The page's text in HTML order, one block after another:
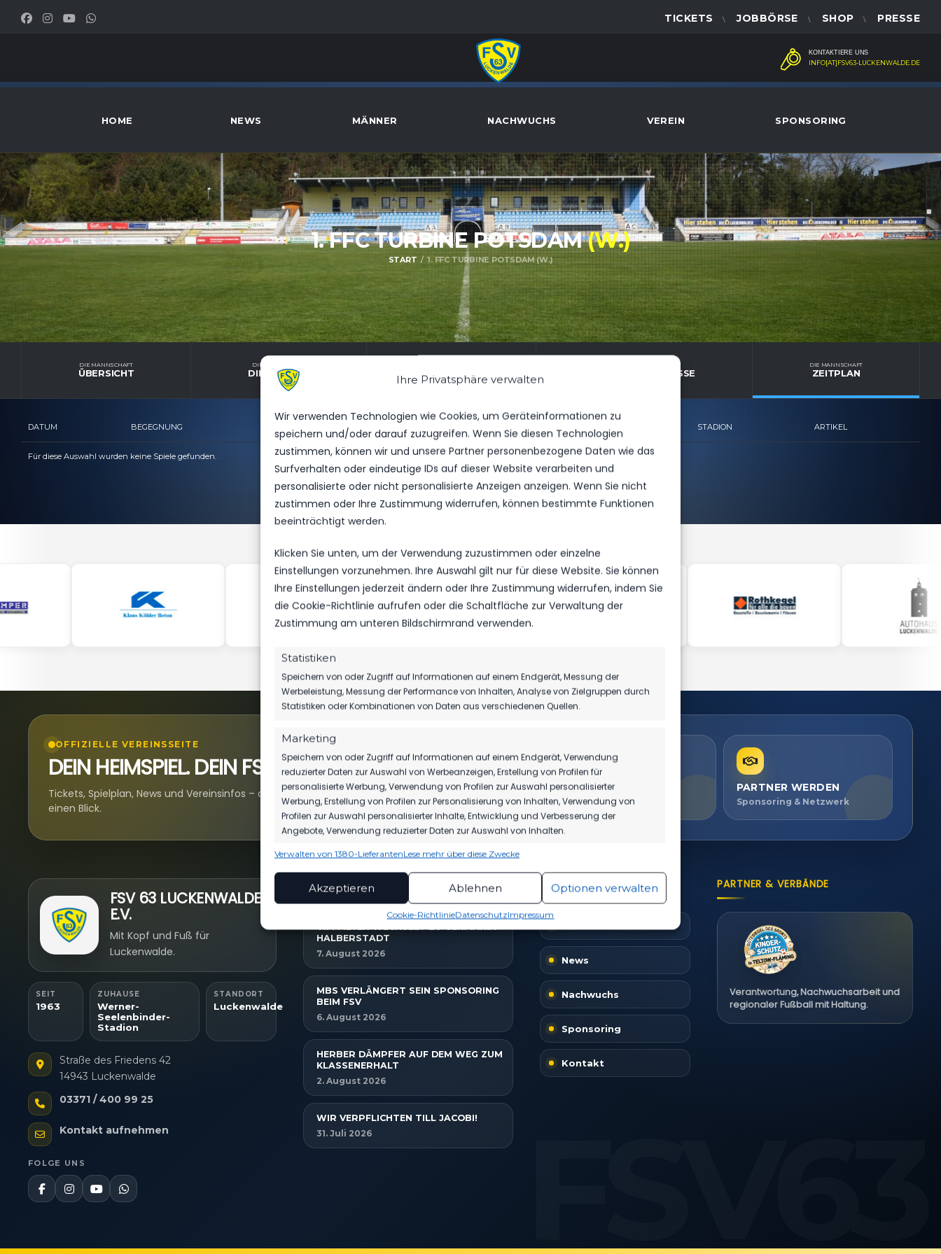
Ihre Privatsphäre verwalten
Wir verwenden Technologien wie Cookies, um Geräteinformationen zu
speichern und/oder darauf zuzugreifen. Wenn Sie diesen Technologien
zustimmen, können wir und unsere Partner personenbezogene Daten wie das
Surfverhalten oder eindeutige IDs auf dieser Website verarbeiten und
personalisierte oder nicht personalisierte Anzeigen anzeigen. Wenn Sie nicht
zustimmen oder Ihre Zustimmung widerrufen, können bestimmte Funktionen
beeinträchtigt werden.
Klicken Sie unten, um der Verwendung zuzustimmen oder einzelne
Einstellungen vorzunehmen. Ihre Auswahl gilt nur für diese Website. Sie können
Ihre Einstellungen jederzeit ändern oder Ihre Zustimmung widerrufen, indem Sie
die Cookie-Richtlinie aufrufen oder die Schaltfläche zur Verwaltung der
Zustimmung am unteren Bildschirmrand verwenden.
Statistiken
Speichern von oder Zugriff auf Informationen auf einem Endgerät, Messung der
Werbeleistung, Messung der Performance von Inhalten, Analyse von Zielgruppen durch
Statistiken oder Kombinationen von Daten aus verschiedenen Quellen.
Marketing
Speichern von oder Zugriff auf Informationen auf einem Endgerät, Verwendung
reduzierter Daten zur Auswahl von Werbeanzeigen, Erstellung von Profilen für
personalisierte Werbung, Verwendung von Profilen zur Auswahl personalisierter
Werbung, Erstellung von Profilen zur Personalisierung von Inhalten, Verwendung von
Profilen zur Auswahl personalisierter Inhalte, Entwicklung und Verbesserung der
Angebote, Verwendung reduzierter Daten zur Auswahl von Inhalten.
Funktionen
Abgleichung und Kombination von Daten aus unterschiedlichen Quellen,
Verknüpfung verschiedener Endgeräte, Identifikation von Endgeräten
anhand automatisch übermittelter Informationen.
Gewährleistung der Sicherheit, Verhinderung und
Aufdeckung von Betrug und Fehlerbehebung,
Bereitstellung und Anzeige von Werbung und Inhalten,
Ihre Entscheidungen zum Datenschutz speichern und
übermitteln.
Verwalten von 1380-LieferantenLese mehr über diese Zwecke
Akzeptieren Ablehnen Optionen verwalten
Cookie-RichtlinieDatenschutzImpressum
TICKETS JOBBÖRSE SHOP PRESSE
KONTAKTIERE UNS
INFO[AT]FSV63-LUCKENWALDE.DE
HOME NEWS MÄNNER NACHWUCHS VEREIN SPONSORING
1. FFC TURBINE POTSDAM(W.)
START 1. FFC TURBINE POTSDAM (W.)
DIE MANNSCHAFT
ÜBERSICHT
DIE MANNSCHAFT
DIENSTPLAN RANGLISTE NEUSTE ERGEBNISSE
DIE MANNSCHAFT
ZEITPLAN
DATUM BEGEGNUNG WETTBEWERB SAISON STADION ARTIKEL
Für diese Auswahl wurden keine Spiele gefunden.
OFFIZIELLE VEREINSSEITE
DEIN HEIMSPIEL. DEIN FSV.
Tickets, Spielplan, News und Vereinsinfos – alles kompakt auf
einen Blick.
TICKETS
Eintrittspreise & Spieltag
SPIELPLAN
Nächste Partien ansehen
PARTNER WERDEN
Sponsoring & Netzwerk
FSV 63 LUCKENWALDE
E.V.
Mit Kopf und Fuß für
Luckenwalde.
SEIT
1963
ZUHAUSE
Werner-
Seelenbinder-
Stadion
STANDORT
Luckenwalde
Straße des Friedens 42
14943 Luckenwalde
03371 / 400 99 25
Kontakt aufnehmen
FOLGE UNS
NEUESTE NACHRICHTEN
TIM MEYER WECHSELT ZU GERMANIA
HALBERSTADT
7. August 2026
MBS VERLÄNGERT SEIN SPONSORING
BEIM FSV
6. August 2026
HERBER DÄMPFER AUF DEM WEG ZUM
KLASSENERHALT
2. August 2026
WIR VERPFLICHTEN TILL JACOBI!
31. Juli 2026
VEREIN
News
Nachwuchs
Sponsoring
Kontakt
PARTNER & VERBÄNDE
Verantwortung, Nachwuchsarbeit und
regionaler Fußball mit Haltung.